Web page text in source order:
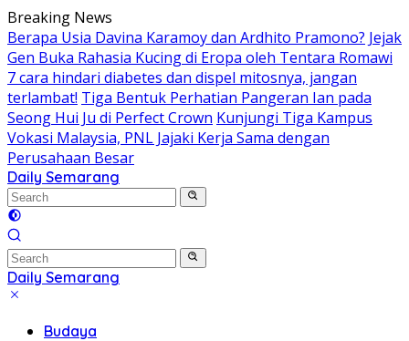
Skip
to
content
Breaking News
Berapa Usia Davina Karamoy dan Ardhito Pramono? Jejak
Gen Buka Rahasia Kucing di Eropa oleh Tentara Romawi
7 cara hindari diabetes dan dispel mitosnya, jangan
terlambat! Tiga Bentuk Perhatian Pangeran Ian pada
Seong Hui Ju di Perfect Crown Kunjungi Tiga Kampus
Vokasi Malaysia, PNL Jajaki Kerja Sama dengan
Perusahaan Besar
Daily Semarang
"Semarang
Hari
Ini:
Informasi
Terkini
untuk
Daily Semarang
"Semarang
Budaya